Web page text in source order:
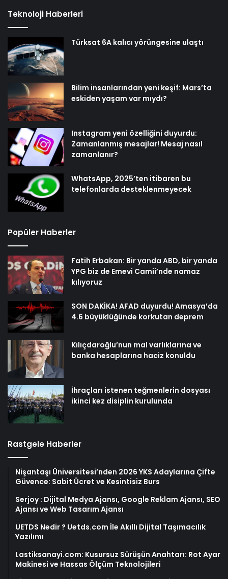
Teknoloji Haberleri
Türksat 6A kalıcı yörüngesine ulaştı
Bilim insanlarından yeni keşif: Mars’ta
eskiden yaşam var mıydı?
Instagram yeni özelliğini duyurdu:
Zamanlanmış mesajlar! Mesaj nasıl
zamanlanır?
WhatsApp, 2025’ten itibaren bu
telefonlarda desteklenmeyecek
Popüler Haberler
Fatih Erbakan: Bir yanda ABD, bir yanda
YPG biz de Emevi Camii’nde namaz
kılıyoruz
SON DAKİKA! AFAD duyurdu! Amasya’da
4.6 büyüklüğünde korkutan deprem
Kılıçdaroğlu’nun mal varlıklarına ve
banka hesaplarına haciz konuldu
İhraçları istenen teğmenlerin dosyası
ikinci kez disiplin kurulunda
Rastgele Haberler
Nişantaşı Üniversitesi’nden 2026 YKS Adaylarına Çifte
Güvence: Sabit Ücret ve Kesintisiz Burs
Serjoy : Dijital Medya Ajansı, Google Reklam Ajansı, SEO
Ajansı ve Web Tasarım Ajansı
UETDS Nedir ? Uetds.com İle Akıllı Dijital Taşımacılık
Yazılımı
Lastiksanayi.com: Kusursuz Sürüşün Anahtarı: Rot Ayar
Makinesi ve Hassas Ölçüm Teknolojileri